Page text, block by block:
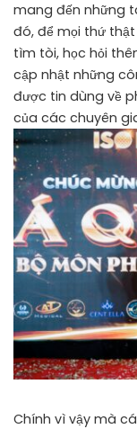
mang đến những
đó, để mọi thứ
tìm tòi, học hỏi
cập nhật những
được tin dùng về
của các chuyên
Chính vì vậy mà